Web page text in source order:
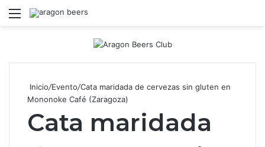
Menú
Inicio/Evento/Cata maridada de cervezas sin gluten en
Mononoke Café (Zaragoza)
Cata maridada